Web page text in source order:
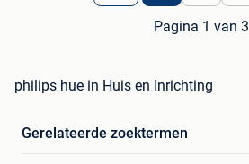
Pagina 1 van 3
philips hue in Huis en Inrichting
Gerelateerde zoektermen